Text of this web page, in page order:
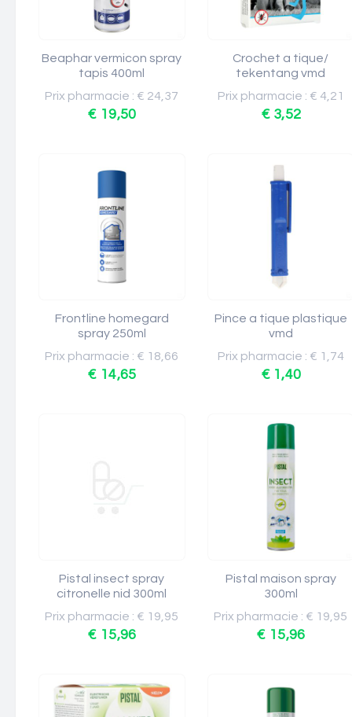
Beaphar vermicon spray
tapis 400ml
Prix pharmacie : € 24,37
€ 19,50
Crochet a tique/
tekentang vmd
Prix pharmacie : € 4,21
€ 3,52
Frontline homegard
spray 250ml
Prix pharmacie : € 18,66
€ 14,65
Pince a tique plastique
vmd
Prix pharmacie : € 1,74
€ 1,40
Pistal insect spray
citronelle nid 300ml
Prix pharmacie : € 19,95
€ 15,96
Pistal maison spray
300ml
Prix pharmacie : € 19,95
€ 15,96